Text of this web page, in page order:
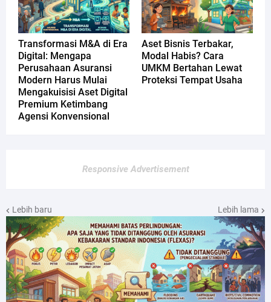
Transformasi M&A di Era
Digital: Mengapa
Perusahaan Asuransi
Modern Harus Mulai
Mengakuisisi Aset Digital
Premium Ketimbang
Agensi Konvensional
Aset Bisnis Terbakar,
Modal Habis? Cara
UMKM Bertahan Lewat
Proteksi Tempat Usaha
Responsive Advertisement
Lebih baru Lebih lama